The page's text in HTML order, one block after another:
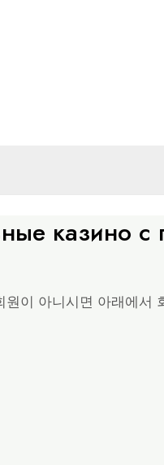
казино с
이 아니시면 아래에서